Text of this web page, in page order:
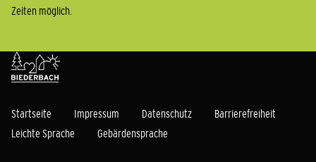
Zeiten möglich.
Startseite Impressum Datenschutz
Barrierefreiheit
Leichte Sprache
Gebärdensprache